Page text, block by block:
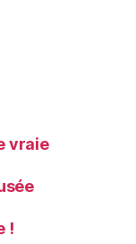
vraie
!